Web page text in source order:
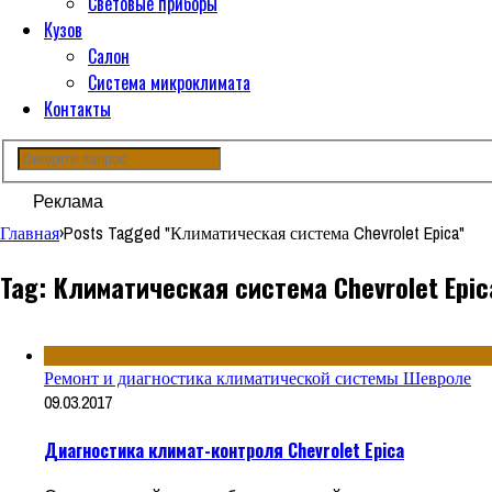
Кузов
Салон
Система микроклимата
Контакты
Реклама
Главная›Posts Tagged "Климатическая система Chevrolet Epica"
Tag: Климатическая система Chevrolet
Ремонт и диагностика климатической системы Шевроле
09.03.2017
Диагностика климат-контроля Chevrolet Epica